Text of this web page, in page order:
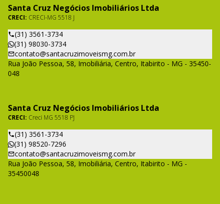
Santa Cruz Negócios Imobiliários Ltda
CRECI: CRECI-MG 5518 J
(31) 3561-3734
(31) 98030-3734
contato@santacruzimoveismg.com.br
Rua João Pessoa, 58, Imobiliária, Centro, Itabirito - MG - 35450-
048
Santa Cruz Negócios Imobiliários Ltda
CRECI: Creci MG 5518 PJ
(31) 3561-3734
(31) 98520-7296
contato@santacruzimoveismg.com.br
Rua João Pessoa, 58, Imobiliária, Centro, Itabirito - MG -
35450048